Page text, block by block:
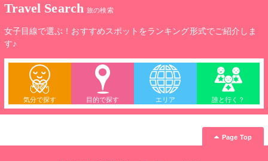
Travel Search 旅の検索
女子目線で選ぶ！おすすめスポットをランキング形式でご紹介しま
す♪
気分で探す 目的で探す エリア 誰と行く？
Page Top